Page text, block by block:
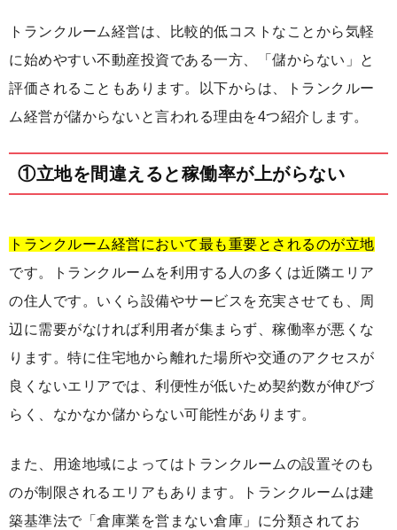
トランクルーム経営は、比較的低コストなことから気軽
に始めやすい不動産投資である一方、「儲からない」と
評価されることもあります。以下からは、トランクルー
ム経営が儲からないと言われる理由を4つ紹介します。
①立地を間違えると稼働率が上がらない
トランクルーム経営において最も重要とされるのが立地
です。トランクルームを利用する人の多くは近隣エリア
の住人です。いくら設備やサービスを充実させても、周
辺に需要がなければ利用者が集まらず、稼働率が悪くな
ります。特に住宅地から離れた場所や交通のアクセスが
良くないエリアでは、利便性が低いため契約数が伸びづ
らく、なかなか儲からない可能性があります。
また、用途地域によってはトランクルームの設置そのも
のが制限されるエリアもあります。トランクルームは建
築基準法で「倉庫業を営まない倉庫」に分類されてお